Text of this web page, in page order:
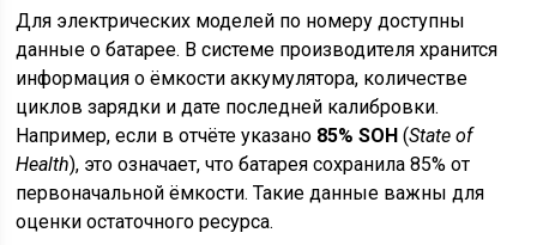
Для электрических моделей по номеру доступны
данные о батарее. В системе производителя хранится
информация о ёмкости аккумулятора, количестве
циклов зарядки и дате последней калибровки.
Например, если в отчёте указано 85% SOH (State of
Health), это означает, что батарея сохранила 85% от
первоначальной ёмкости. Такие данные важны для
оценки остаточного ресурса.